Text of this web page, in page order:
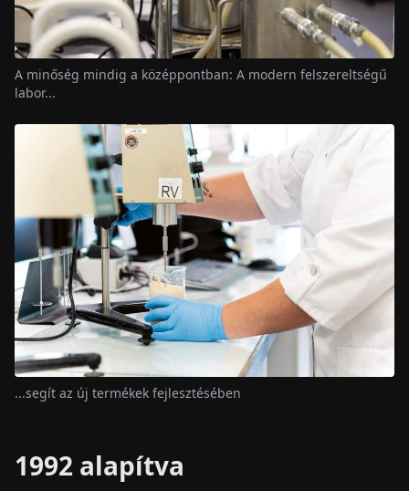
A minőség mindig a középpontban: A modern felszereltségű
labor...
...segít az új termékek fejlesztésében
1992 alapítva